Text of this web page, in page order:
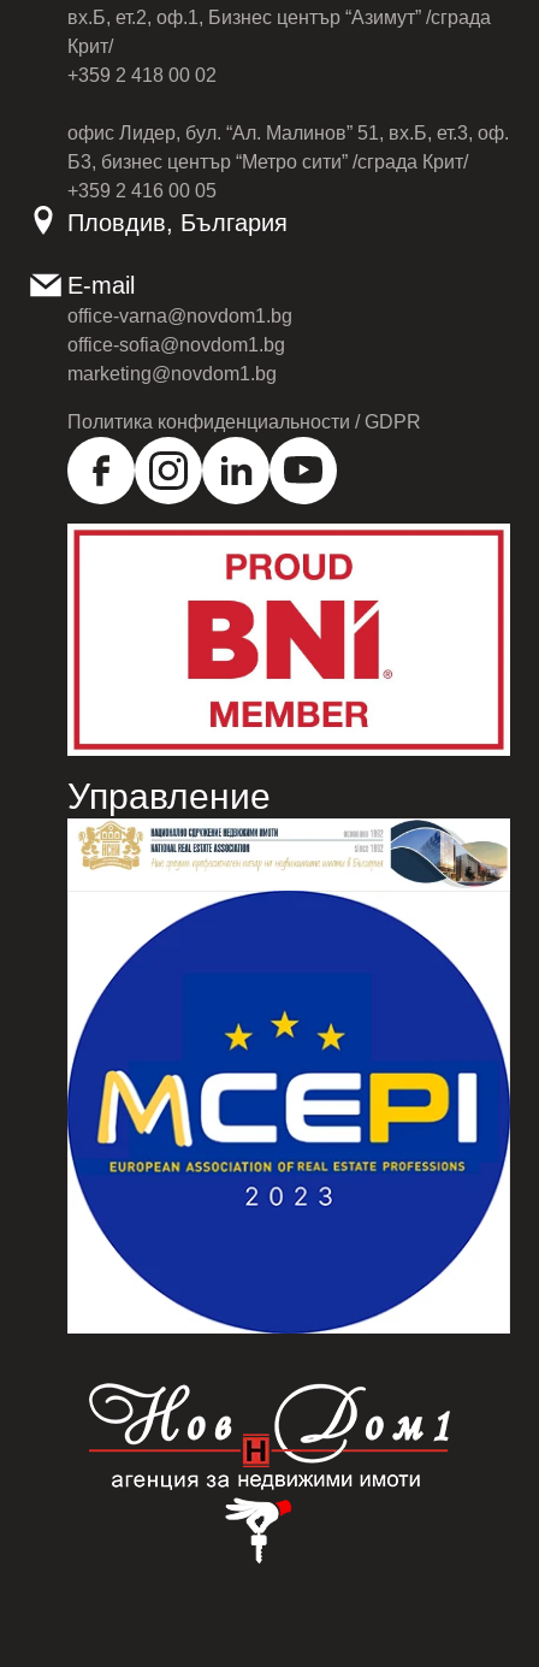
вх.Б, ет.2, оф.1, Бизнес център “Азимут” /сграда
Крит/
+359 2 418 00 02
офис Лидер, бул. “Ал. Малинов” 51, вх.Б, ет.3, оф.
Б3, бизнес център “Метро сити” /сграда Крит/
+359 2 416 00 05
Пловдив, България
E-mail
office-varna@novdom1.bg
office-sofia@novdom1.bg
marketing@novdom1.bg
Политика конфиденциальности / GDPR
Управление